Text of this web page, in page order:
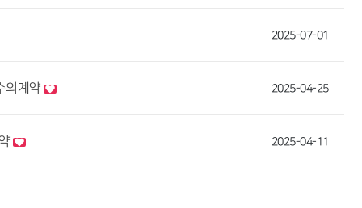
2025-07-01
의계약 2025-04-25
2025-04-11